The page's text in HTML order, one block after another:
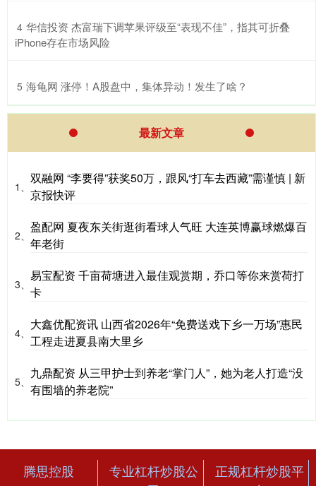
4 ​华信投资 杰富瑞下调苹果评级至“表现不佳”，指其可折叠
iPhone存在市场风险
5 ​海龟网 涨停！A股盘中，集体异动！发生了啥？
最新文章
1、
双融网 “李要得”获奖50万，跟风“打车去西藏”需谨慎 | 新
京报快评
2、
盈配网 夏夜东关街逛街看球人气旺 大连英博赢球燃爆百
年老街
3、
易宝配资 千亩荷塘进入最佳观赏期，乔口等你来赏荷打
卡
4、
大鑫优配资讯 山西省2026年“免费送戏下乡一万场”惠民
工程走进夏县南大里乡
5、
九鼎配资 从三甲护士到养老“掌门人”，她为老人打造“没
有围墙的养老院”
腾思控股
专业杠杆炒股公
正规杠杆炒股平